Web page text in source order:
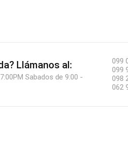
Llámanos al:
Sabados de 9:00 -
099
099
098
062